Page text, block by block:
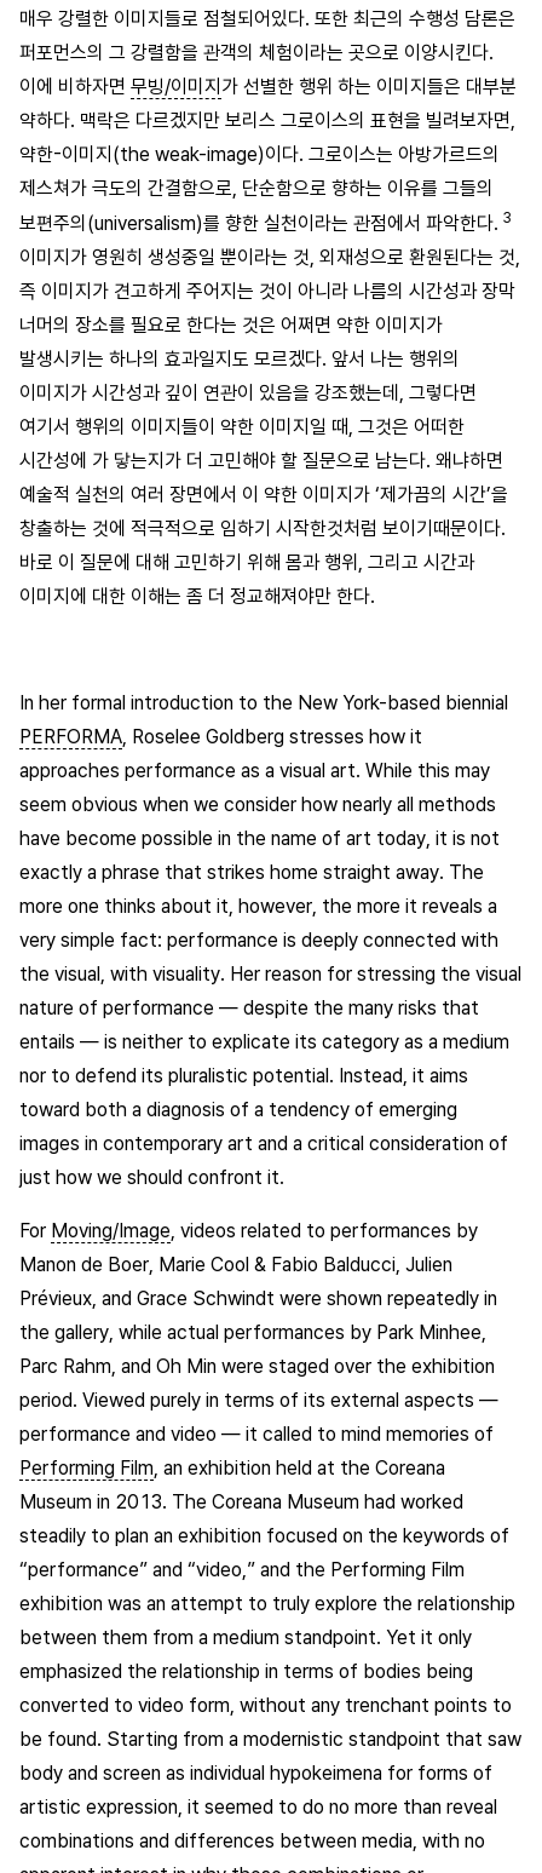
매우 강렬한 이미지들로 점철되어있다. 또한 최근의 수행성 담론은
퍼포먼스의 그 강렬함을 관객의 체험이라는 곳으로 이양시킨다.
이에 비하자면 무빙/이미지가 선별한 행위 하는 이미지들은 대부분
약하다. 맥락은 다르겠지만 보리스 그로이스의 표현을 빌려보자면,
약한-이미지(the weak-image)이다. 그로이스는 아방가르드의
제스쳐가 극도의 간결함으로, 단순함으로 향하는 이유를 그들의
보편주의(universalism)를 향한 실천이라는 관점에서 파악한다. 3
이미지가 영원히 생성중일 뿐이라는 것, 외재성으로 환원된다는 것,
즉 이미지가 견고하게 주어지는 것이 아니라 나름의 시간성과 장막
너머의 장소를 필요로 한다는 것은 어쩌면 약한 이미지가
발생시키는 하나의 효과일지도 모르겠다. 앞서 나는 행위의
이미지가 시간성과 깊이 연관이 있음을 강조했는데, 그렇다면
여기서 행위의 이미지들이 약한 이미지일 때, 그것은 어떠한
시간성에 가 닿는지가 더 고민해야 할 질문으로 남는다. 왜냐하면
예술적 실천의 여러 장면에서 이 약한 이미지가 ‘제가끔의 시간’을
창출하는 것에 적극적으로 임하기 시작한것처럼 보이기때문이다.
바로 이 질문에 대해 고민하기 위해 몸과 행위, 그리고 시간과
이미지에 대한 이해는 좀 더 정교해져야만 한다.
In her formal introduction to the New York-based biennial
PERFORMA, Roselee Goldberg stresses how it
approaches performance as a visual art. While this may
seem obvious when we consider how nearly all methods
have become possible in the name of art today, it is not
exactly a phrase that strikes home straight away. The
more one thinks about it, however, the more it reveals a
very simple fact: performance is deeply connected with
the visual, with visuality. Her reason for stressing the visual
nature of performance — despite the many risks that
entails — is neither to explicate its category as a medium
nor to defend its pluralistic potential. Instead, it aims
toward both a diagnosis of a tendency of emerging
images in contemporary art and a critical consideration of
just how we should confront it.
For Moving/Image, videos related to performances by
Manon de Boer, Marie Cool & Fabio Balducci, Julien
Prévieux, and Grace Schwindt were shown repeatedly in
the gallery, while actual performances by Park Minhee,
Parc Rahm, and Oh Min were staged over the exhibition
period. Viewed purely in terms of its external aspects —
performance and video — it called to mind memories of
Performing Film, an exhibition held at the Coreana
Museum in 2013. The Coreana Museum had worked
steadily to plan an exhibition focused on the keywords of
“performance” and “video,” and the Performing Film
exhibition was an attempt to truly explore the relationship
between them from a medium standpoint. Yet it only
emphasized the relationship in terms of bodies being
converted to video form, without any trenchant points to
be found. Starting from a modernistic standpoint that saw
body and screen as individual hypokeimena for forms of
artistic expression, it seemed to do no more than reveal
combinations and differences between media, with no